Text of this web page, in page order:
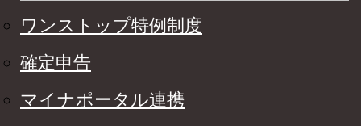
ワンストップ特例制度
確定申告
マイナポータル連携